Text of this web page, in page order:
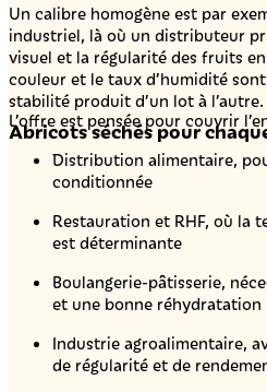
Un calibre homogène est par
industriel, là où un distributeur
visuel et la régularité des fruits
couleur et le taux d’humidité
stabilité produit d’un lot à l’autre.
Abricots séchés pour
L’offre est pensée pour couvrir
Distribution alimentaire,
conditionnée
Restauration et RHF, où la
est déterminante
Boulangerie-pâtisserie,
et une bonne réhydratation
Industrie agroalimentaire,
de régularité et de